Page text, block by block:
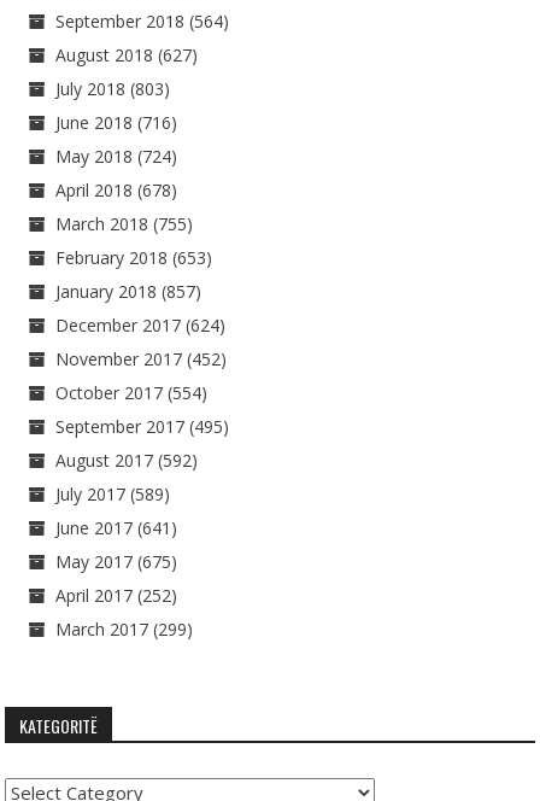
September 2018 (564)
August 2018 (627)
July 2018 (803)
June 2018 (716)
May 2018 (724)
April 2018 (678)
March 2018 (755)
February 2018 (653)
January 2018 (857)
December 2017 (624)
November 2017 (452)
October 2017 (554)
September 2017 (495)
August 2017 (592)
July 2017 (589)
June 2017 (641)
May 2017 (675)
April 2017 (252)
March 2017 (299)
KATEGORITË
Kategoritë